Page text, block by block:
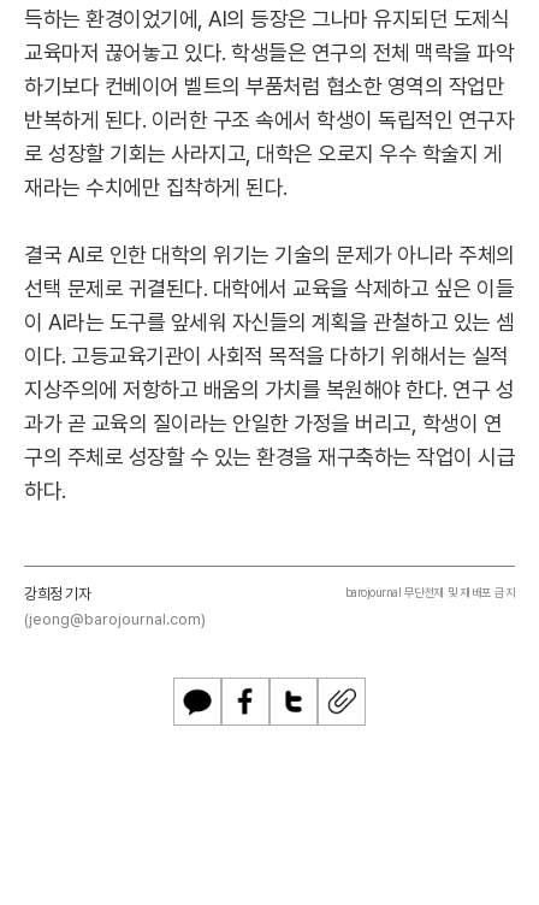
득하는 환경이었기에, AI의 등장은 그나마 유지되던 도제식
교육마저 끊어놓고 있다. 학생들은 연구의 전체 맥락을 파악
하기보다 컨베이어 벨트의 부품처럼 협소한 영역의 작업만
반복하게 된다. 이러한 구조 속에서 학생이 독립적인 연구자
로 성장할 기회는 사라지고, 대학은 오로지 우수 학술지 게
재라는 수치에만 집착하게 된다.
결국 AI로 인한 대학의 위기는 기술의 문제가 아니라 주체의
선택 문제로 귀결된다. 대학에서 교육을 삭제하고 싶은 이들
이 AI라는 도구를 앞세워 자신들의 계획을 관철하고 있는 셈
이다. 고등교육기관이 사회적 목적을 다하기 위해서는 실적
지상주의에 저항하고 배움의 가치를 복원해야 한다. 연구 성
과가 곧 교육의 질이라는 안일한 가정을 버리고, 학생이 연
구의 주체로 성장할 수 있는 환경을 재구축하는 작업이 시급
하다.
강희정 기자
(jeong@barojournal.com)
barojournal 무단전재 및 재배포 금지
카
페
트
U